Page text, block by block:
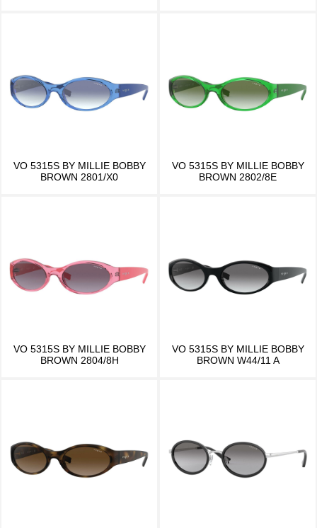
VO 5315S BY MILLIE BOBBY
BROWN 2801/X0
VO 5315S BY MILLIE BOBBY
BROWN 2802/8E
VO 5315S BY MILLIE BOBBY
BROWN 2804/8H
VO 5315S BY MILLIE BOBBY
BROWN W44/11 A